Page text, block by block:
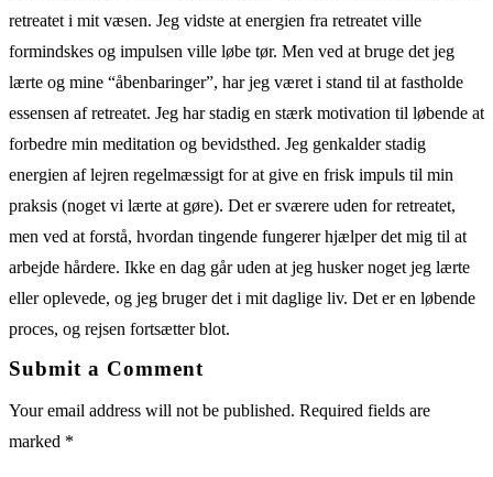
retreatet i mit væsen. Jeg vidste at energien fra retreatet ville
formindskes og impulsen ville løbe tør. Men ved at bruge det jeg
lærte og mine “åbenbaringer”, har jeg været i stand til at fastholde
essensen af retreatet. Jeg har stadig en stærk motivation til løbende at
forbedre min meditation og bevidsthed. Jeg genkalder stadig
energien af lejren regelmæssigt for at give en frisk impuls til min
praksis (noget vi lærte at gøre). Det er sværere uden for retreatet,
men ved at forstå, hvordan tingende fungerer hjælper det mig til at
arbejde hårdere. Ikke en dag går uden at jeg husker noget jeg lærte
eller oplevede, og jeg bruger det i mit daglige liv. Det er en løbende
proces, og rejsen fortsætter blot.
Submit a Comment
Your email address will not be published. Required fields are
marked *